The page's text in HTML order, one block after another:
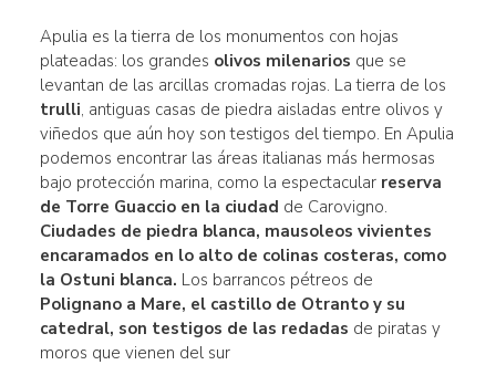
Apulia es la tierra de los monumentos con hojas
plateadas: los grandes olivos milenarios que se
levantan de las arcillas cromadas rojas. La tierra de los
trulli, antiguas casas de piedra aisladas entre olivos y
viñedos que aún hoy son testigos del tiempo. En Apulia
podemos encontrar las áreas italianas más hermosas
bajo protección marina, como la espectacular reserva
de Torre Guaccio en la ciudad de Carovigno.
Ciudades de piedra blanca, mausoleos vivientes
encaramados en lo alto de colinas costeras, como
la Ostuni blanca. Los barrancos pétreos de
Polignano a Mare, el castillo de Otrantoy su
catedral, son testigos de las redadas de piratas y
moros que vienen del sur